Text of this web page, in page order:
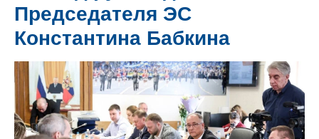
Председателя ЭС
Константина Бабкина